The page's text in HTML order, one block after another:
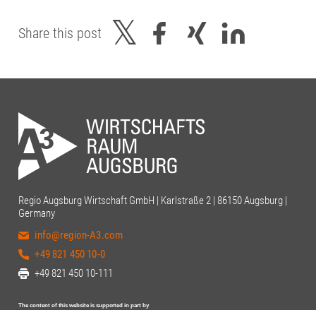
Share this post
Regio Augsburg Wirtschaft GmbH | Karlstraße 2 | 86150 Augsburg |
Germany
info@region-A3.com
+49 821 450 10-0
+49 821 450 10-111